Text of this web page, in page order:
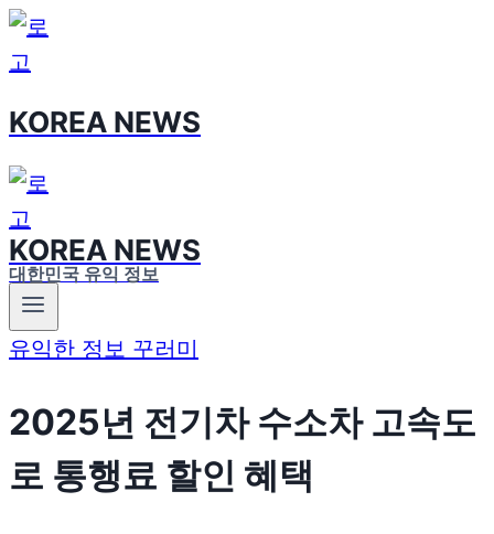
Skip
to
KOREA NEWS
KOREA NEWS
대한민국 유익 정보
유익한 정보 꾸러미
2025년 전기차 수소차 고속도
로 통행료 할인 혜택